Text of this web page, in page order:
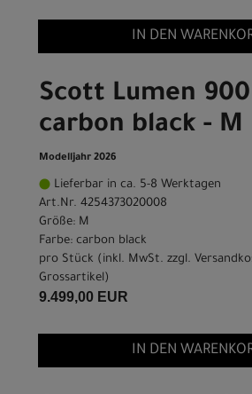
IN DEN
Scott Lumen
carbon black - M
Modelljahr 2026
Lieferbar in ca. 5-8 Werktagen
Art.Nr. 4254373020008
Größe: M
Farbe: carbon black
pro Stück (inkl. MwSt. zzgl.
Grossartikel)
9.499,00 EUR
IN DEN